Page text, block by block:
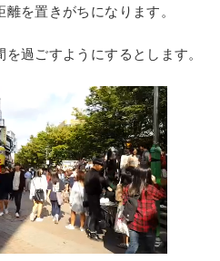
を置きがちになります。
過ごすようにするとします。